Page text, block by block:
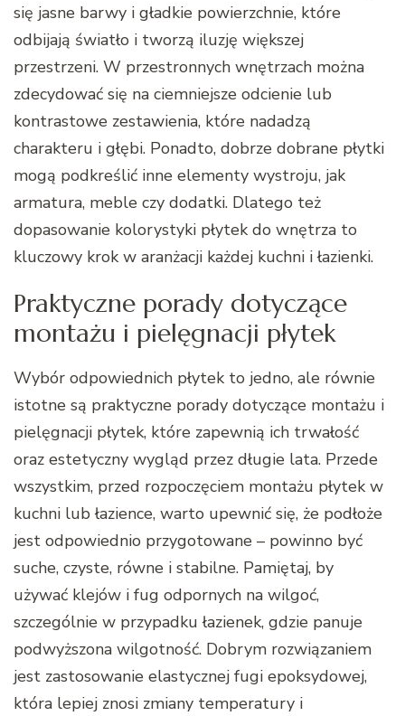
się jasne barwy i gładkie powierzchnie, które
odbijają światło i tworzą iluzję większej
przestrzeni. W przestronnych wnętrzach można
zdecydować się na ciemniejsze odcienie lub
kontrastowe zestawienia, które nadadzą
charakteru i głębi. Ponadto, dobrze dobrane płytki
mogą podkreślić inne elementy wystroju, jak
armatura, meble czy dodatki. Dlatego też
dopasowanie kolorystyki płytek do wnętrza to
kluczowy krok w aranżacji każdej kuchni i łazienki.
Praktyczne porady dotyczące
montażu i pielęgnacji płytek
Wybór odpowiednich płytek to jedno, ale równie
istotne są praktyczne porady dotyczące montażu i
pielęgnacji płytek, które zapewnią ich trwałość
oraz estetyczny wygląd przez długie lata. Przede
wszystkim, przed rozpoczęciem montażu płytek w
kuchni lub łazience, warto upewnić się, że podłoże
jest odpowiednio przygotowane – powinno być
suche, czyste, równe i stabilne. Pamiętaj, by
używać klejów i fug odpornych na wilgoć,
szczególnie w przypadku łazienek, gdzie panuje
podwyższona wilgotność. Dobrym rozwiązaniem
jest zastosowanie elastycznej fugi epoksydowej,
która lepiej znosi zmiany temperatury i